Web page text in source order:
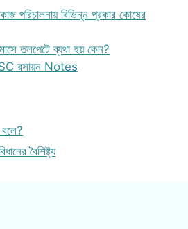
পরিচালনায় বিভিন্ন প্রকার কোষের
তলপেটে ব্যথা হয় কেন?
রসায়ন Notes
বৈশিষ্ট্য